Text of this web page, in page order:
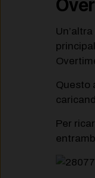
Questo
Per